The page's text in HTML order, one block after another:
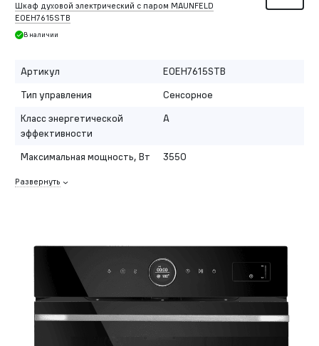
Шкаф духовой электрический c паром MAUNFELD
EOEH7615STB
В наличии
Артикул
EOEH7615STB
Тип управления
Сенсорное
Класс энергетической
эффективности
A
Максимальная мощность, Вт 3550
Развернуть